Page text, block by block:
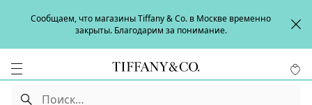
Сообщаем, что магазины Tiffany & Co. в Москве временно
закрыты. Благодарим за понимание.